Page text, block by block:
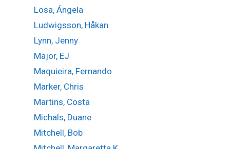
Losa, Ángela
Ludwigsson, Håkan
Lynn, Jenny
Major, EJ
Maquieira, Fernando
Marker, Chris
Martins, Costa
Michals, Duane
Mitchell, Bob